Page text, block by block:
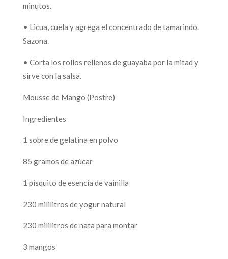
minutos.
• Licua, cuela y agrega el concentrado de tamarindo.
Sazona.
• Corta los rollos rellenos de guayaba por la mitad y
sirve con la salsa.
Mousse de Mango (Postre)
Ingredientes
1 sobre de gelatina en polvo
85 gramos de azúcar
1 pisquito de esencia de vainilla
230 mililitros de yogur natural
230 mililitros de nata para montar
3 mangos